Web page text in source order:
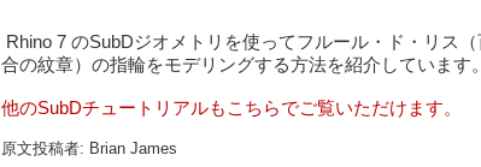
合の紋章）の指輪をモデリングする方法を紹介しています。
他のSubDチュートリアルもこちらでご覧いただけます。
原文投稿者: Brian James